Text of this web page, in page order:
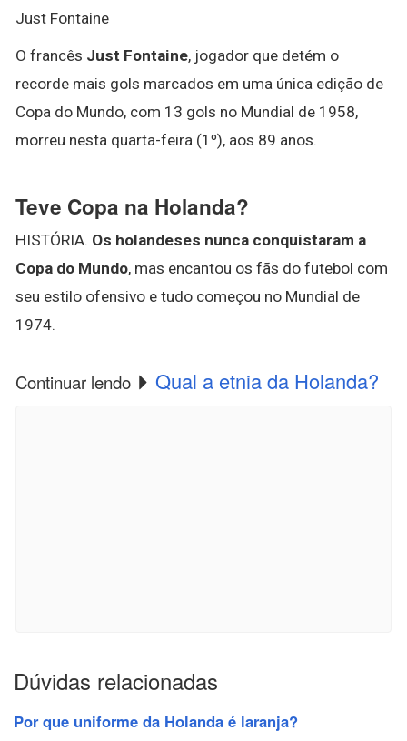
Just Fontaine
O francês Just Fontaine, jogador que detém o
recorde mais gols marcados em uma única edição de
Copa do Mundo, com 13 gols no Mundial de 1958,
morreu nesta quarta-feira (1º), aos 89 anos.
Teve Copa na Holanda?
HISTÓRIA. Os holandeses nunca conquistaram a
Copa do Mundo, mas encantou os fãs do futebol com
seu estilo ofensivo e tudo começou no Mundial de
1974.
Continuar lendo Qual a etnia da Holanda?
Dúvidas relacionadas
Por que uniforme da Holanda é laranja?